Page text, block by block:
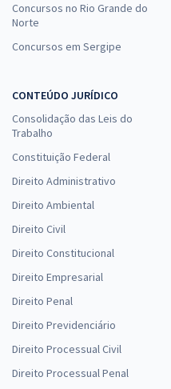
Concursos no Rio Grande do
Norte
Concursos em Sergipe
CONTEÚDO JURÍDICO
Consolidação das Leis do
Trabalho
Constituição Federal
Direito Administrativo
Direito Ambiental
Direito Civil
Direito Constitucional
Direito Empresarial
Direito Penal
Direito Previdenciário
Direito Processual Civil
Direito Processual Penal